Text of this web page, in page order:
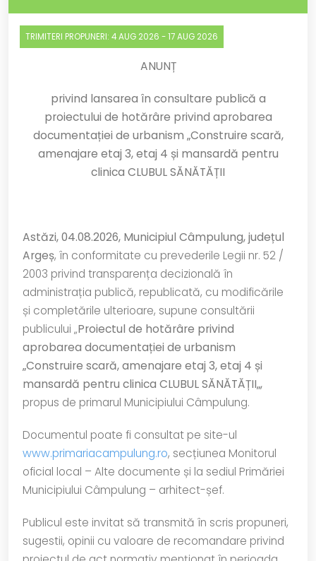
TRIMITERI PROPUNERI: 4 AUG 2026 -17 AUG 2026
ANUNȚ
privind lansarea în consultare publică a
proiectului de hotărâre privind aprobarea
documentației de urbanism „Construire scară,
amenajare etaj 3, etaj 4 și mansardă pentru
clinica CLUBUL SĂNĂTĂȚII
Astăzi, 04.08.2026, Municipiul Câmpulung, județul
Argeș, în conformitate cu prevederile Legii nr. 52 /
2003 privind transparența decizională în
administrația publică, republicată, cu modificările
și completările ulterioare, supune consultării
publicului „Proiectul de hotărâre privind
aprobarea documentației de urbanism
„Construire scară, amenajare etaj 3, etaj 4 și
mansardă pentru clinica CLUBUL SĂNĂTĂȚII„,
propus de primarul Municipiului Câmpulung.
Documentul poate fi consultat pe site-ul
www.primariacampulung.ro, secțiunea Monitorul
oficial local – Alte documente și la sediul Primăriei
Municipiului Câmpulung – arhitect-șef.
Publicul este invitat să transmită în scris propuneri,
sugestii, opinii cu valoare de recomandare privind